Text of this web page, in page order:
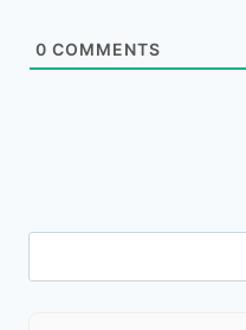
0 COMMENTS